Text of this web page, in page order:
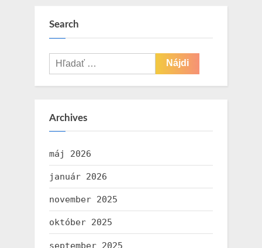
Search
Hľadať:
Archives
máj 2026
január 2026
november 2025
október 2025
september 2025